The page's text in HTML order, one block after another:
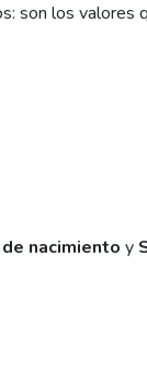
son los valores
de nacimiento y